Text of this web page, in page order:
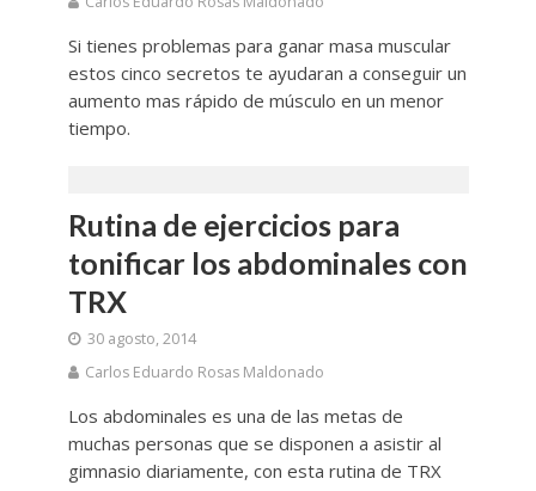
Si tienes problemas para ganar masa muscular
estos cinco secretos te ayudaran a conseguir un
aumento mas rápido de músculo en un menor
tiempo.
Rutina de ejercicios para
tonificar los abdominales con
TRX
30 agosto, 2014
Carlos Eduardo Rosas Maldonado
Los abdominales es una de las metas de
muchas personas que se disponen a asistir al
gimnasio diariamente, con esta rutina de TRX